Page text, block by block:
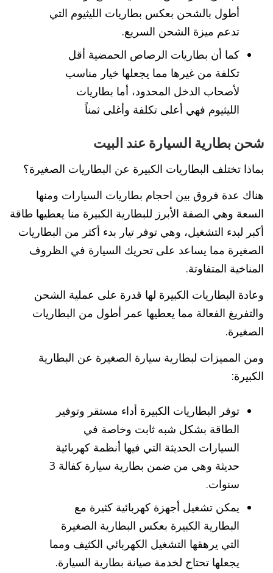
أطول بالشحن بعكس بطاريات الليثيوم التي
تدعم ميزة الشحن السريع.
كما أن بطاريات الرصاص الحمضية أقل
تكلفة من غيرها مما يجعلها خيار مناسب
لأصحاب الدخل المحدود، أما بطاريات
الليثيوم فهي أعلى تكلفة وأغلى ثمناً
شحن بطارية السيارة عند البيت
بماذا تختلف البطاريات الكبيرة عن البطاريات الصغيرة؟
هناك عدة فروق بين احجام بطاريات السيارات ومنها
السعة وهي الصفة الأبرز للبطارية الكبيرة منا يعطيها طاقة
أكبر لبدء التشغيل، وهي توفر تيار بدء أكثر من البطاريات
الصغيرة مما يساعد على تحريك السيارة في الظروف
المناخية المتفاوتة.
وعادة البطاريات الكبيرة لها قدرة على عملية الشحن
والتفريغ الفعالة مما يعطيها عمر أطول من البطاريات
الصغيرة.
ومن المميزات لبطارية سيارة الصغيرة عن البطارية
الكبيرة:
توفر البطاريات الكبيرة أداء مستقر وتوفير
الطاقة بشكل شبه ثابت وخاصة في
السيارات الحديثة التي فيها أنظمة كهربائية
حديثة وهي من ضمن بطارية سيارة كفالة 3
سنوات.
يمكن تشغيل أجهزة كهربائية كثيرة مع
البطارية الكبيرة بعكس البطارية الصغيرة
التي يرهقها التشغيل الكهربائي الكثيف ومما
يجعلها تحتاج لخدمة صيانة بطارية السيارة.